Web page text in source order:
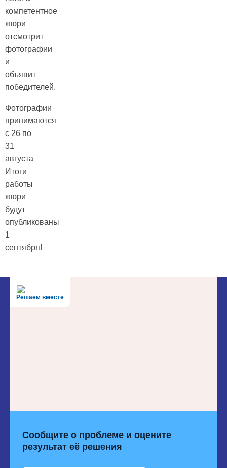
компетентное
жюри
отсмотрит
фотографии
и
объявит
победителей.
Фотографии
принимаются
с 26 по
31
августа
Итоги
работы
жюри
будут
опубликованы
1
сентября!
Решаем вместе
Сообщите о проблеме и оцените
результат её решения